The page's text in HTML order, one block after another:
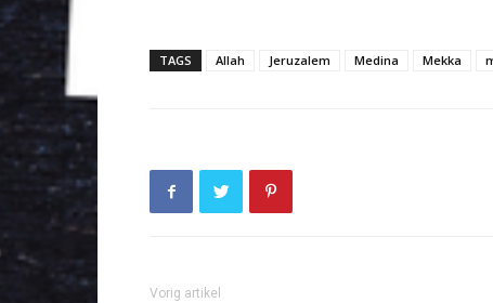
TAGS Allah Jeruzalem Medina Mekka
Vorig artikel